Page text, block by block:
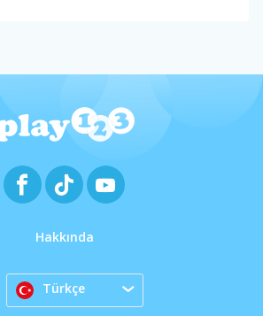
Hakkında
Türkçe